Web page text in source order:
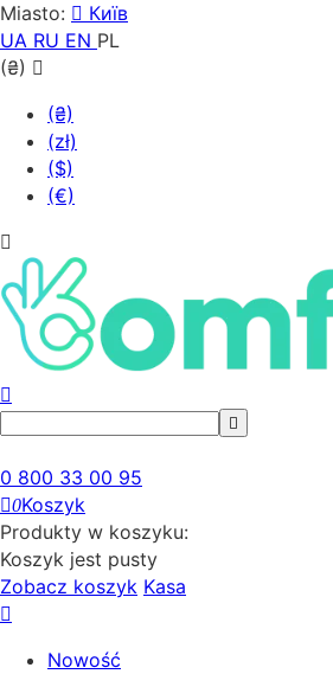
Miasto:
Київ
UA RU EN PL
(₴)
(₴)
(zł)
($)
(€)
0 800 33 00 95
0Koszyk
Produkty w koszyku:
Koszyk jest pusty
Zobacz koszyk Kasa
Nowość